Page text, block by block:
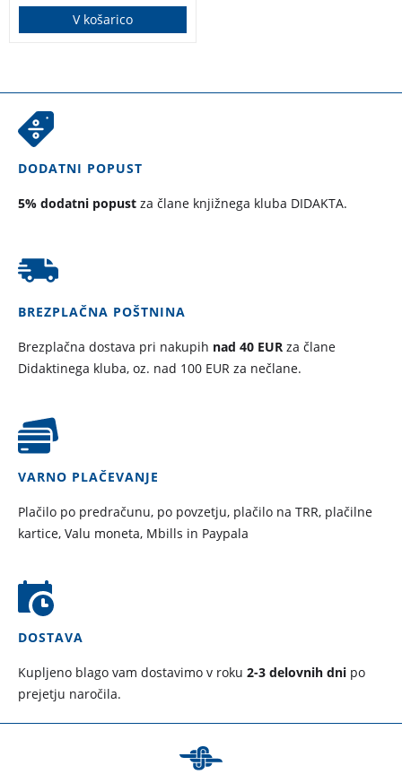
V košarico
DODATNI POPUST
5% dodatni popust za člane knjižnega kluba DIDAKTA.
BREZPLAČNA POŠTNINA
Brezplačna dostava pri nakupih nad 40 EUR za člane
Didaktinega kluba, oz. nad 100 EUR za nečlane.
VARNO PLAČEVANJE
Plačilo po predračunu, po povzetju, plačilo na TRR, plačilne
kartice, Valu moneta, Mbills in Paypala
DOSTAVA
Kupljeno blago vam dostavimo v roku 2-3 delovnih dni po
prejetju naročila.